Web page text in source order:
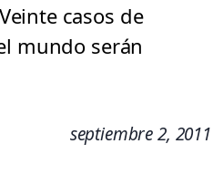
casos de
mundo serán
septiembre 2, 2011